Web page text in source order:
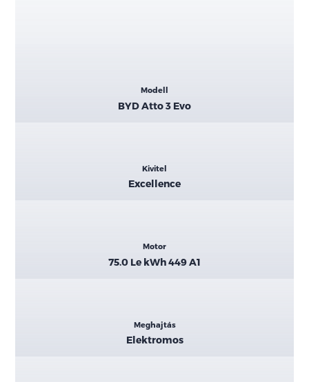
Modell
BYD Atto 3 Evo
Kivitel
Excellence
Motor
75.0 Le kWh 449 A1
Meghajtás
Elektromos